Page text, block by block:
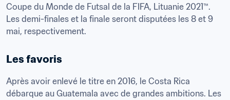
Coupe du Monde de Futsal de la FIFA, Lituanie 2021™.
Les demi-finales et la finale seront disputées les 8 et 9
mai, respectivement.
Les favoris
Après avoir enlevé le titre en 2016, le Costa Rica